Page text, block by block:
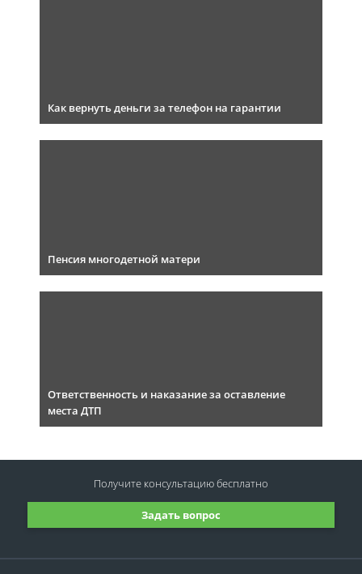
Как вернуть деньги за телефон на гарантии
Пенсия многодетной матери
Ответственность и наказание за оставление
места ДТП
Задать вопрос
Получите консультациюбесплатно